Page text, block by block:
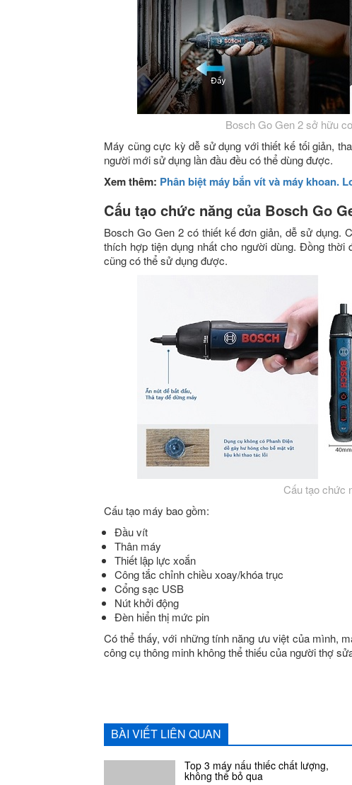
Bosch Go Gen 2 sở hữu
Máy cũng cực kỳ dễ sử dụng với thiết kế tối giản,
người mới sử dụng lần đầu đều có thể dùng được.
Xem thêm: Phân biệt máy bắn vít và máy khoan.
Cấu tạo chức năng của Bosch Go
Bosch Go Gen 2 có thiết kế đơn giản, dễ sử dụng.
thích hợp tiện dụng nhất cho người dùng. Đồng
cũng có thể sử dụng được.
Cấu tạo chức
Cấu tạo máy bao gồm:
Đầu vít
Thân máy
Thiết lập lực xoắn
Công tắc chỉnh chiều xoay/khóa trục
Cổng sạc USB
Nút khởi động
Đèn hiển thị mức pin
Có thể thấy, với những tính năng ưu việt của mình,
công cụ thông minh không thể thiếu của người thợ
BÀI VIẾT LIÊN QUAN
Top 3 máy nấu thiếc chất lượng,
không thể bỏ qua